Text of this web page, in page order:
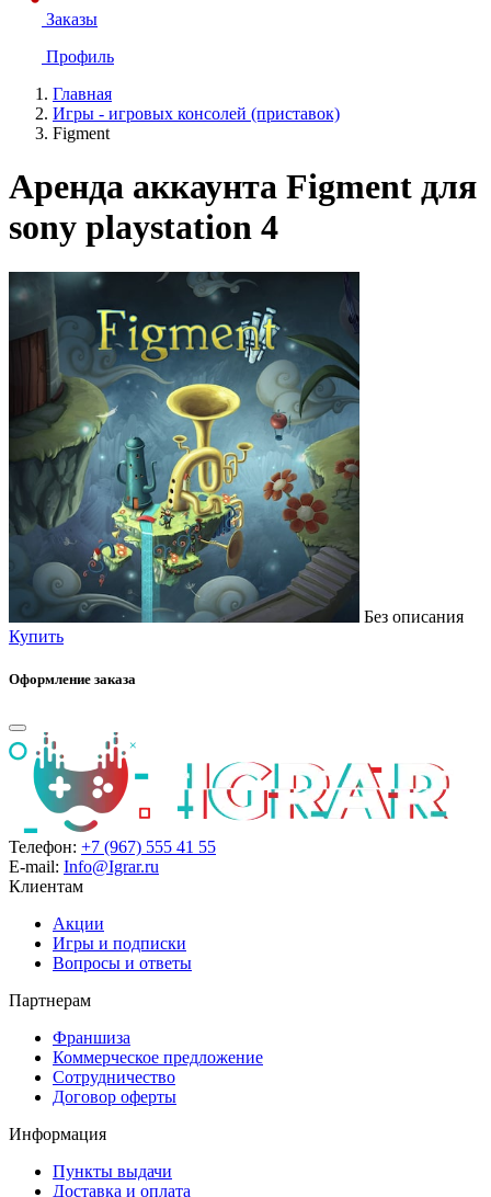
Заказы
Профиль
Главная
Игры - игровых консолей (приставок)
Figment
Аренда аккаунта Figment для
sony playstation 4
Без описания
Купить
Оформление заказа
Телефон: +7 (967) 555 41 55
E-mail: Info@Igrar.ru
Клиентам
Акции
Игры и подписки
Вопросы и ответы
Партнерам
Франшиза
Коммерческое предложение
Сотрудничество
Договор оферты
Информация
Пункты выдачи
Доставка и оплата